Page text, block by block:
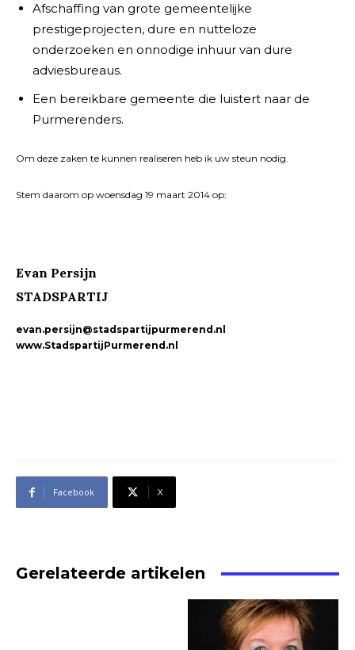
Afschaffing van grote gemeentelijke
prestigeprojecten, dure en nutteloze
onderzoeken en onnodige inhuur van dure
adviesbureaus.
Een bereikbare gemeente die luistert naar de
Purmerenders.
Om deze zaken te kunnen realiseren heb ik uw steun nodig.
Stem daarom op woensdag 19 maart 2014 op:
Evan Persijn
STADSPARTIJ
evan.persijn@stadspartijpurmerend.nl
www.StadspartijPurmerend.nl
Facebook X
Gerelateerde artikelen